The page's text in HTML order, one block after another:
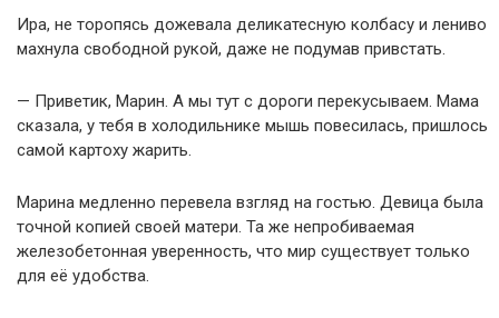
Ира, не торопясь дожевала деликатесную колбасу и лениво
махнула свободной рукой, даже не подумав привстать.
— Приветик, Марин. А мы тут с дороги перекусываем. Мама
сказала, у тебя в холодильнике мышь повесилась, пришлось
самой картоху жарить.
Марина медленно перевела взгляд на гостью. Девица была
точной копией своей матери. Та же непробиваемая
железобетонная уверенность, что мир существует только
для её удобства.